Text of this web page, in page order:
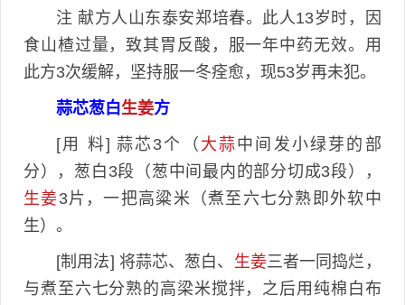
注 献方人山东泰安郑培春。此人13岁时，因
食山楂过量，致其胃反酸，服一年中药无效。用
此方3次缓解，坚持服一冬痊愈，现53岁再未犯。
蒜芯葱白生姜方
[用 料] 蒜芯3个（ 大蒜中间发小绿芽的部
分），葱白3段（葱中间最内的部分切成3段），
生姜3片，一把高粱米（煮至六七分熟即外软中
生）。
[制用法] 将蒜芯、葱白、 生姜三者一同捣烂，
与煮至六七分熟的高梁米搅拌，之后用纯棉白布